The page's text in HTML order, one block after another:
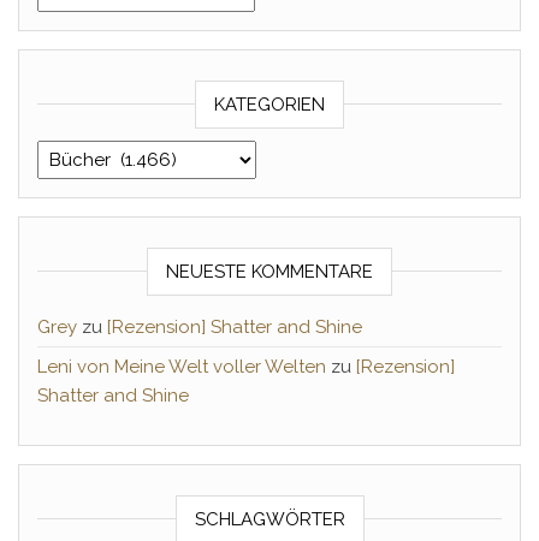
KATEGORIEN
Kategorien
NEUESTE KOMMENTARE
Grey zu [Rezension] Shatter and Shine
Leni von Meine Welt voller Welten zu [Rezension]
Shatter and Shine
SCHLAGWÖRTER